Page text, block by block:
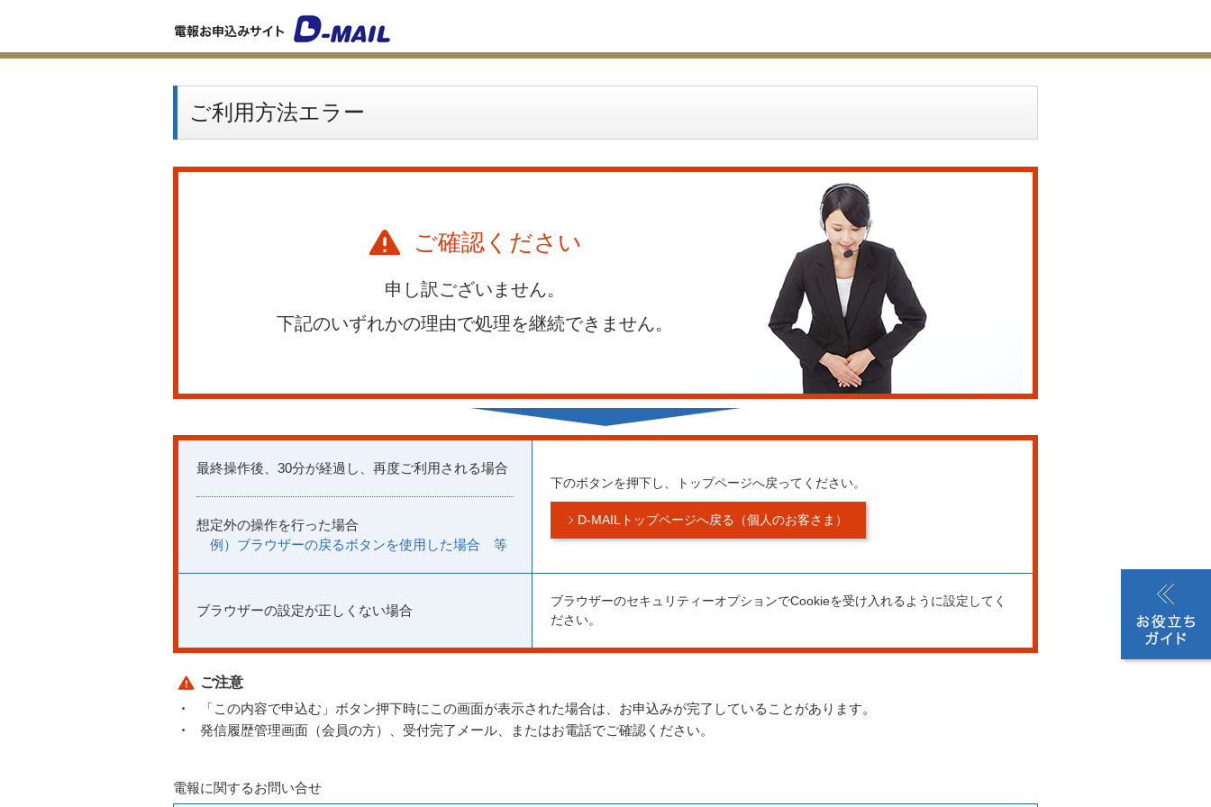
ご利用方法エラー
ご確認ください
申し訳ございません。
下記のいずれかの理由で処理を継続できません。
最終操作後、30分が経過し、再度ご利用される場合
想定外の操作を行った場合
例）ブラウザーの戻るボタンを使用した場合 等
下のボタンを押下し、トップページへ戻ってください。
D-MAILトップページへ戻る（個人のお客さま）
ブラウザーの設定が正しくない場合
ブラウザーのセキュリティーオプションでCookieを受け入れるように設定してく
ださい。
ご注意
「この内容で申込む」ボタン押下時にこの画面が表示された場合は、お申込みが完了していることがあります。
発信履歴管理画面（会員の方）、受付完了メール、またはお電話でご確認ください。
電報に関するお問い合せ